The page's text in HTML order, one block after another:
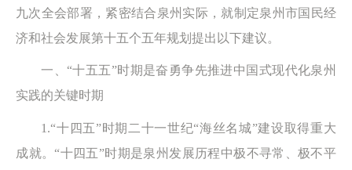
九次全会部署，紧密结合泉州实际，就制定泉州市国民经
济和社会发展第十五个五年规划提出以下建议。
一、“十五五”时期是奋勇争先推进中国式现代化泉州
实践的关键时期
1.“十四五”时期二十一世纪“海丝名城”建设取得重大
成就。“十四五”时期是泉州发展历程中极不寻常、极不平